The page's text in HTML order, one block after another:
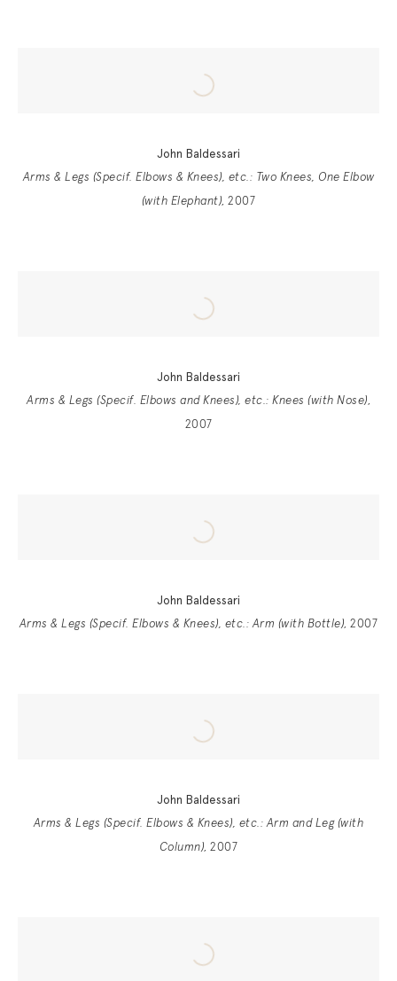
John Baldessari
Arms & Legs (Specif. Elbows & Knees), etc.: Two Knees, One Elbow
(with Elephant), 2007
John Baldessari
Arms & Legs (Specif. Elbows and Knees), etc.: Knees (with Nose),
2007
John Baldessari
Arms & Legs (Specif. Elbows & Knees), etc.: Arm (with Bottle), 2007
John Baldessari
Arms & Legs (Specif. Elbows & Knees), etc.: Arm and Leg (with
Column), 2007